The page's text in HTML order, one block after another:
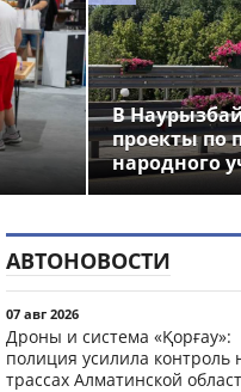
В
проекты по
народного
АВТОНОВОСТИ
07 авг 2026
Дроны и система «Қорғау»:
полиция усилила контроль
трассах Алматинской